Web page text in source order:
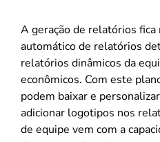
A geração de relatórios
automático de relatórios
relatórios dinâmicos da
econômicos. Com este
podem baixar e
adicionar logotipos nos
de equipe vem com a